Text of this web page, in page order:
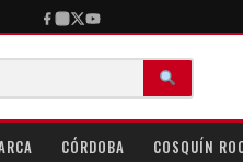
CÓRDOBA COSQUÍN